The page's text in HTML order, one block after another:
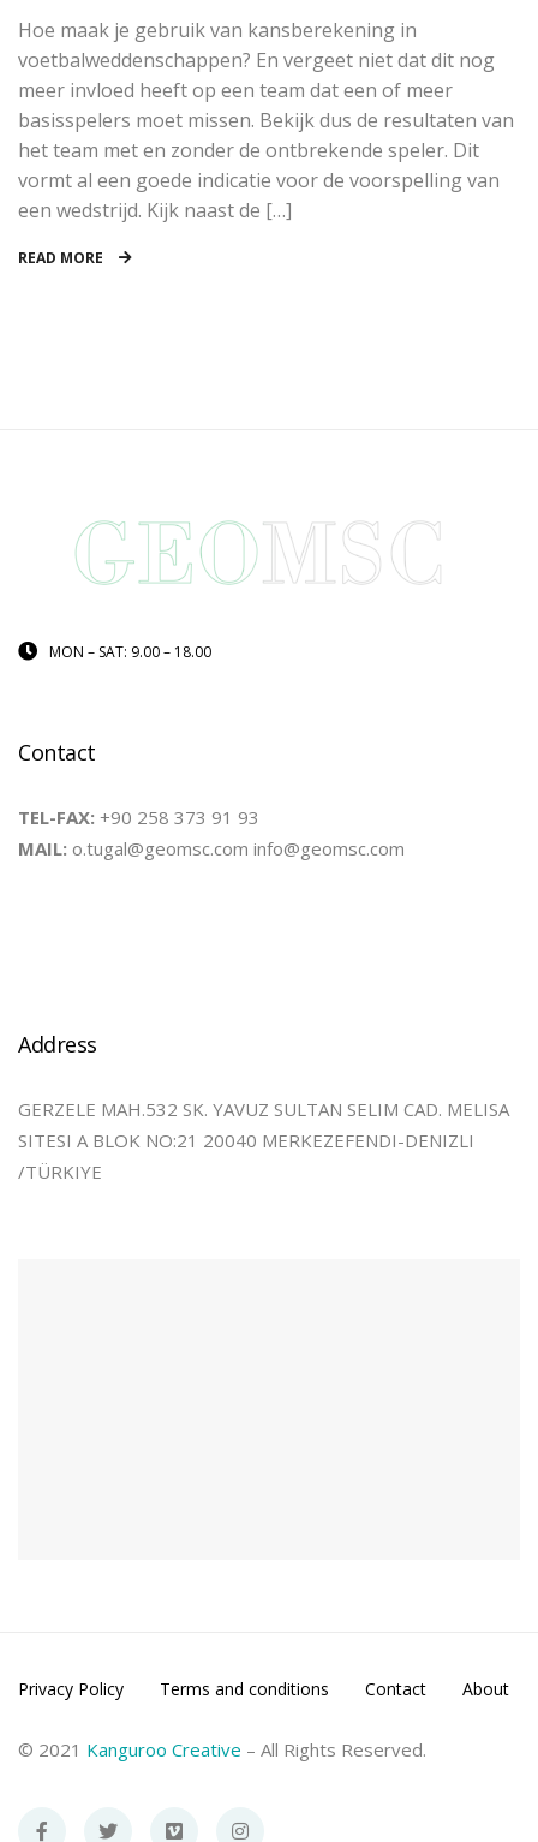
Hoe maak je gebruik van kansberekening in
voetbalweddenschappen? En vergeet niet dat dit nog
meer invloed heeft op een team dat een of meer
basisspelers moet missen. Bekijk dus de resultaten van
het team met en zonder de ontbrekende speler. Dit
vormt al een goede indicatie voor de voorspelling van
een wedstrijd. Kijk naast de […]
READ MORE
MON – SAT: 9.00 – 18.00
Contact
TEL-FAX: +90 258 373 91 93
MAIL: o.tugal@geomsc.com info@geomsc.com
Address
GERZELE MAH.532 SK. YAVUZ SULTAN SELIM CAD. MELISA
SITESI A BLOK NO:21 20040 MERKEZEFENDI-DENIZLI
/TÜRKIYE
Privacy Policy Terms and conditions Contact About
© 2021 Kanguroo Creative – All Rights Reserved.